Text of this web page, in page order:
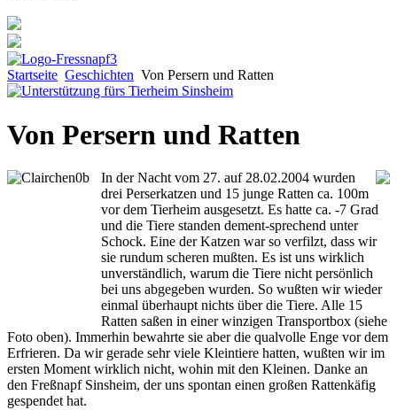
Startseite Geschichten Von Persern und Ratten
Von Persern und Ratten
In der Nacht vom 27. auf 28.02.2004 wurden
drei Perserkatzen und 15 junge Ratten ca. 100m
vor dem Tierheim ausgesetzt. Es hatte ca. -7 Grad
und die Tiere standen dement-sprechend unter
Schock. Eine der Katzen war so verfilzt, dass wir
sie rundum scheren mußten. Es ist uns wirklich
unverständlich, warum die Tiere nicht persönlich
bei uns abgegeben wurden. So wußten wir wieder
einmal überhaupt nichts über die Tiere. Alle 15
Ratten saßen in einer winzigen Transportbox (siehe
Foto oben). Immerhin bewahrte sie aber die qualvolle Enge vor dem
Erfrieren. Da wir gerade sehr viele Kleintiere hatten, wußten wir im
ersten Moment wirklich nicht, wohin mit den Kleinen. Danke an
den Freßnapf Sinsheim, der uns spontan einen großen Rattenkäfig
gespendet hat.